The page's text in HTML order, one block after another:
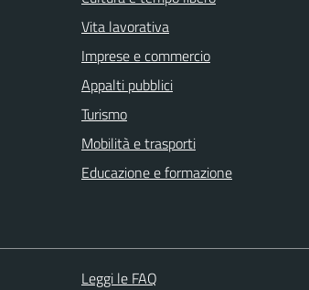
Vita lavorativa
Imprese e commercio
Appalti pubblici
Turismo
Mobilità e trasporti
Educazione e formazione
Leggi le FAQ